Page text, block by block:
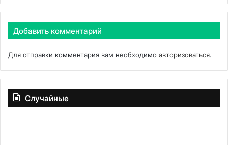
Добавить комментарий
Для отправки комментария вам необходимо авторизоваться.
Случайные